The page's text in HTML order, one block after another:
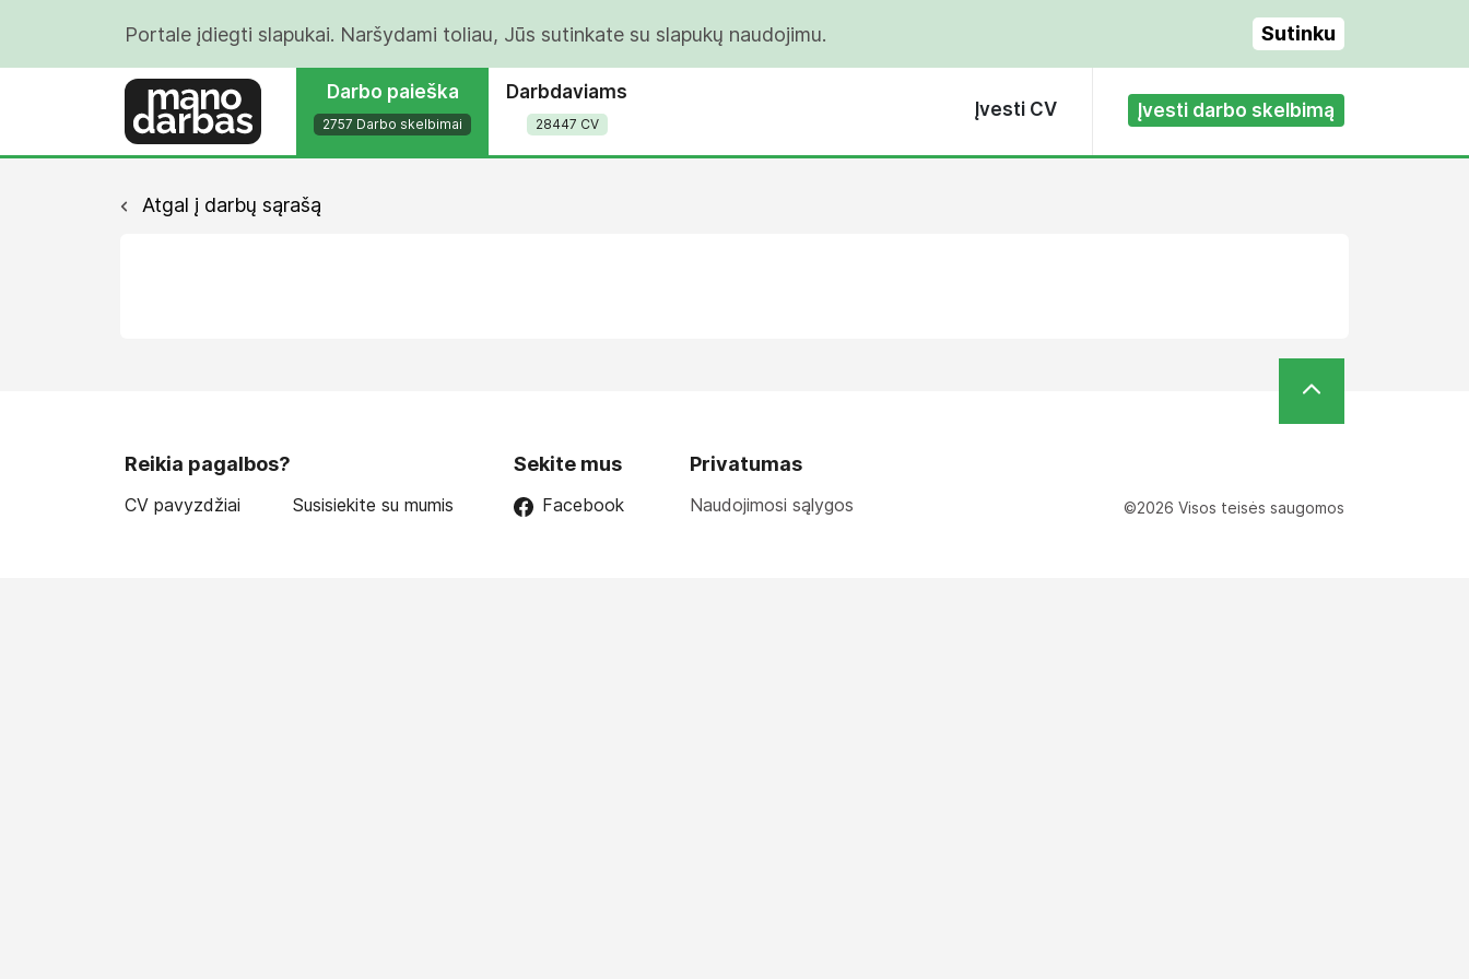
Portale įdiegti slapukai. Naršydami toliau, Jūs sutinkate su slapukų naudojimu. Sutinku
Darbo paieška
2757 Darbo skelbimai
Darbdaviams
28447 CV
Įvesti CV Įvesti darbo skelbimą
Atgal į darbų sąrašą
Reikia pagalbos?
CV pavyzdžiai Susisiekite su mumis
Sekite mus
Facebook
Privatumas
Naudojimosi sąlygos ©2026 Visos teisės saugomos